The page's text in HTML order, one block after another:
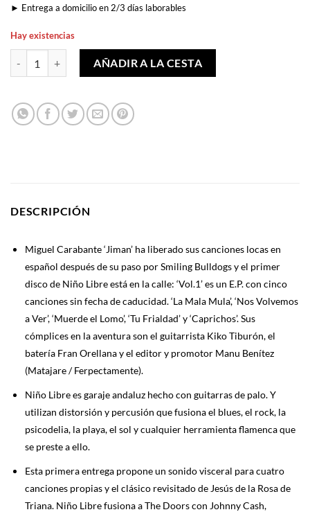
► Entrega a domicilio en 2/3 días laborables
Hay existencias
AÑADIR A LA CESTA
DESCRIPCIÓN
Miguel Carabante ‘Jiman’ ha liberado sus canciones locas en
español después de su paso por Smiling Bulldogs y el primer
disco de Niño Libre está en la calle: ‘Vol.1’ es un E.P. con cinco
canciones sin fecha de caducidad. ‘La Mala Mula’, ‘Nos Volvemos
a Ver’, ‘Muerde el Lomo’, ‘Tu Frialdad’ y ‘Caprichos’. Sus
cómplices en la aventura son el guitarrista Kiko Tiburón, el
batería Fran Orellana y el editor y promotor Manu Benítez
(Matajare / Ferpectamente).
Niño Libre es garaje andaluz hecho con guitarras de palo. Y
utilizan distorsión y percusión que fusiona el blues, el rock, la
psicodelia, la playa, el sol y cualquier herramienta flamenca que
se preste a ello.
Esta primera entrega propone un sonido visceral para cuatro
canciones propias y el clásico revisitado de Jesús de la Rosa de
Triana. Niño Libre fusiona a The Doors con Johnny Cash,